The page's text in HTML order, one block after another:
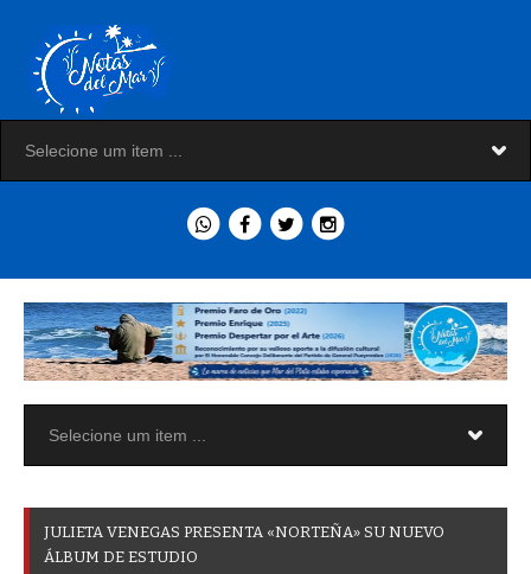
JULIETA VENEGAS PRESENTA «NORTEÑA» SU NUEVO
ÁLBUM DE ESTUDIO